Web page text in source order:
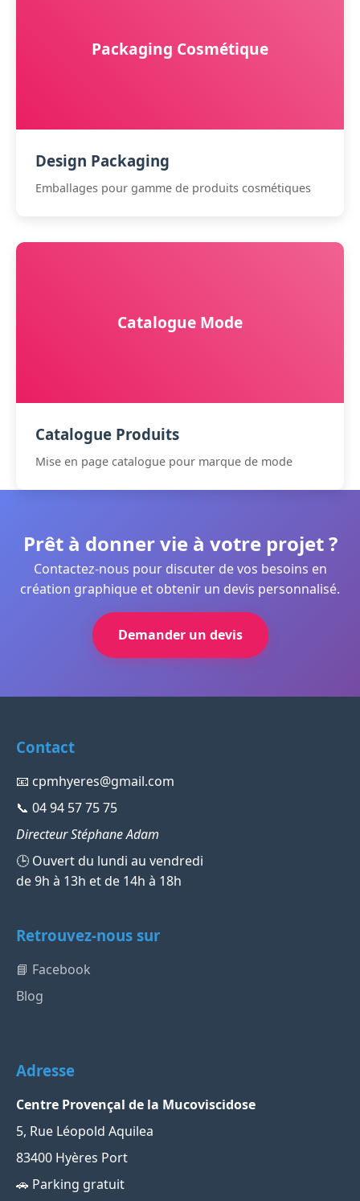
Packaging Cosmétique
Design Packaging
Emballages pour gamme de produits cosmétiques
Catalogue Mode
Catalogue Produits
Mise en page catalogue pour marque de mode
Prêt à donner vie à votre projet ?
Contactez-nous pour discuter de vos besoins en
création graphique et obtenir un devis personnalisé.
Demander un devis
Contact
📧 cpmhyeres@gmail.com
📞 04 94 57 75 75
Directeur Stéphane Adam
🕒 Ouvert du lundi au vendredi
de 9h à 13h et de 14h à 18h
Retrouvez-nous sur
📘 Facebook
Blog
Adresse
Centre Provençal de la Mucoviscidose
5, Rue Léopold Aquilea
83400 Hyères Port
🚗 Parking gratuit